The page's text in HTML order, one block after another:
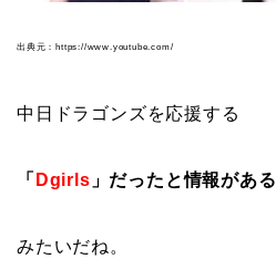
出典元：https://www.youtube.com/
中日ドラゴンズを応援する
「 Dgirls 」だったと情報がある
みたいだね。